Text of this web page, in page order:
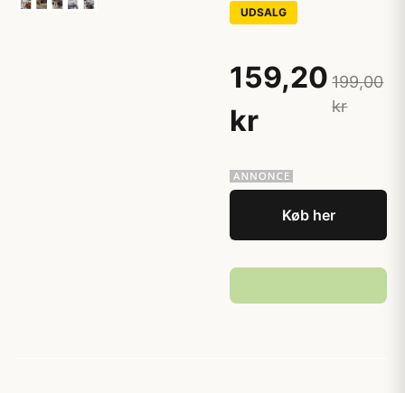
UDSALG
159,20
kr
199,00
kr
Køb her